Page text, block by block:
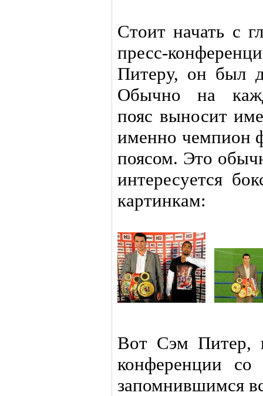
Стоит начать с
пресс-
Питеру, он был
Обычно на
пояс выносит
именно чемпион
поясом. Это
интересуется
картинкам:
Вот Сэм Питер,
конференции
запомнившимся